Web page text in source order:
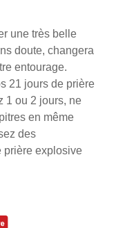
une très belle
doute, changera
entourage.
21 jours de prière
1 ou 2 jours, ne
en même
des
prière explosive